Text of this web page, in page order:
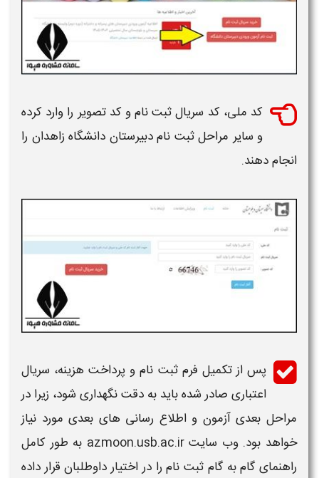
کد ملی، کد سریالثبت نامو کد تصویر را وارد کرده
و سایر مراحلثبت نام دبیرستان دانشگاه زاهدان را
انجام دهند.
پس از تکمیل فرمثبت نامو پرداخت هزینه، سریال
اعتباری صادر شده باید به دقت نگهداری شود، زیرا در
مراحل بعدیآزمون و اطلاع رسانی های بعدی مورد نیاز
خواهد بود. وب سایت azmoon.usb.ac.ir به طور کامل
راهنمای گام به گام ثبت نامرا در اختیار داوطلبان قرار داده